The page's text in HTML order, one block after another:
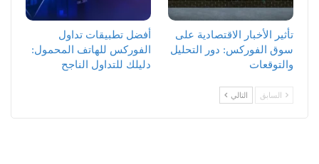
تأثير الأخبار الاقتصادية على
سوق الفوركس: دور التحليل
والتوقعات
أفضل تطبيقات تداول
الفوركس للهاتف المحمول:
دليلك للتداول الناجح
السابق التالي